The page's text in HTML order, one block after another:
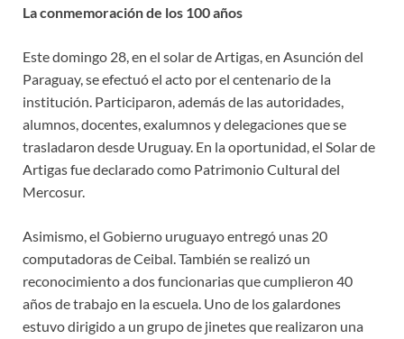
La conmemoración de los 100 años
Este domingo 28, en el solar de Artigas, en Asunción del
Paraguay, se efectuó el acto por el centenario de la
institución. Participaron, además de las autoridades,
alumnos, docentes, exalumnos y delegaciones que se
trasladaron desde Uruguay. En la oportunidad, el Solar de
Artigas fue declarado como Patrimonio Cultural del
Mercosur.
Asimismo, el Gobierno uruguayo entregó unas 20
computadoras de Ceibal. También se realizó un
reconocimiento a dos funcionarias que cumplieron 40
años de trabajo en la escuela. Uno de los galardones
estuvo dirigido a un grupo de jinetes que realizaron una